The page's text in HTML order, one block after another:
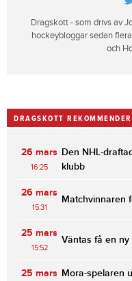
Dragskott - som drivs av
hockeybloggar sedan
och
DRAGSKOTT
26 mars
16:25
Den NHL-
klubb
26 mars
15:31
Matchvinnaren
25 mars
15:52
Väntas få en
25 mars Mora-spelaren